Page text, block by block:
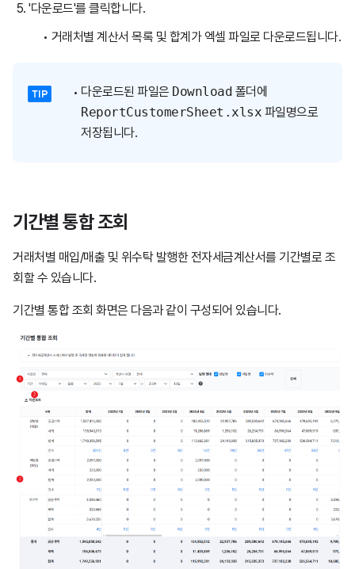
'다운로드'를 클릭합니다.
거래처별 계산서 목록 및 합계가 엑셀 파일로 다운로드됩니다.
다운로드된 파일은 Download 폴더에
ReportCustomerSheet.xlsx 파일명으로
저장됩니다.
기간별 통합 조회
거래처별 매입/매출 및 위수탁 발행한 전자세금계산서를 기간별로 조
회할 수 있습니다.
기간별 통합 조회 화면은 다음과 같이 구성되어 있습니다.